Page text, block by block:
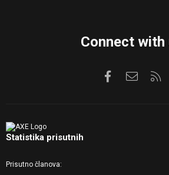
Connect with
Facebook
Statistika prisutnih
Prisutno članova